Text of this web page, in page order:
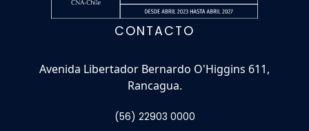
CONTACTO
Avenida Libertador Bernardo O'Higgins 611,
Rancagua.
(56) 22903 0000